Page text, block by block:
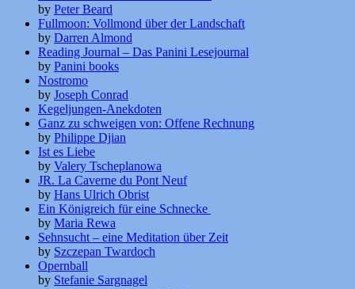
by Peter Beard
Fullmoon: Vollmond über der Landschaft
by Darren Almond
Reading Journal – Das Panini Lesejournal
by Panini books
Nostromo
by Joseph Conrad
Kegeljungen-Anekdoten
Ganz zu schweigen von: Offene Rechnung
by Philippe Djian
Ist es Liebe
by Valery Tscheplanowa
JR. La Caverne du Pont Neuf
by Hans Ulrich Obrist
Ein Königreich für eine Schnecke
by Maria Rewa
Sehnsucht – eine Meditation über Zeit
by Szczepan Twardoch
Opernball
by Stefanie Sargnagel